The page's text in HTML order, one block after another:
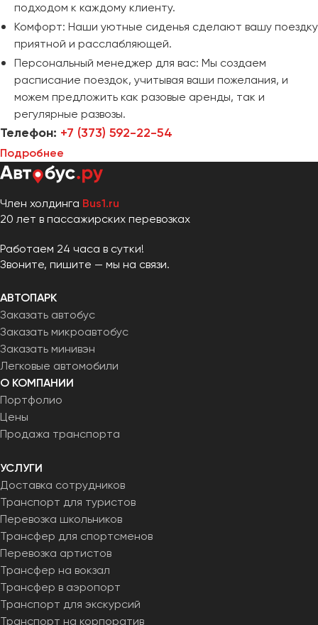
подходом к каждому клиенту.
Комфорт: Наши уютные сиденья сделают вашу поездку
приятной и расслабляющей.
Персональный менеджер для вас: Мы создаем
расписание поездок, учитывая ваши пожелания, и
можем предложить как разовые аренды, так и
регулярные развозы.
Телефон: +7 (373) 592-22-54
Подробнее
Член холдинга Bus1.ru
20 лет в пассажирских перевозках
Работаем 24 часа в сутки!
Звоните, пишите — мы на связи.
АВТОПАРК
Заказать автобус
Заказать микроавтобус
Заказать минивэн
Легковые автомобили
О КОМПАНИИ
Портфолио
Цены
Продажа транспорта
УСЛУГИ
Доставка сотрудников
Транспорт для туристов
Перевозка школьников
Трансфер для спортсменов
Перевозка артистов
Трансфер на вокзал
Трансфер в аэропорт
Транспорт для экскурсий
Транспорт на корпоратив